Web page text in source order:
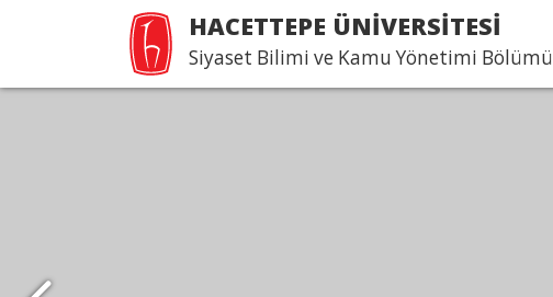
HACETTEPE ÜNİVERSİTESİ
Siyaset Bilimi ve Kamu Yönetimi Bölümü